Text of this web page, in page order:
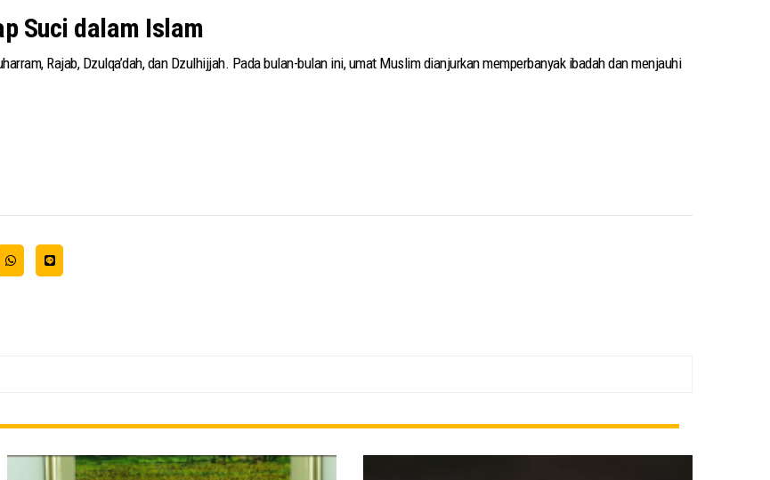
Suci dalam Islam
Rajab, Dzulqa’dah, dan Dzulhijjah. Pada bulan-bulan ini, umat Muslim dianjurkan memperbanyak ibadah dan menjauhi